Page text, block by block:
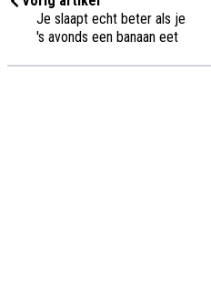
Je slaapt echt beter als je
's avonds een banaan eet